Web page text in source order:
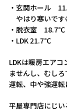
・玄関ホール
やはり寒いです
・脱衣室 18.7℃
・LDK 21.7℃
LDKは暖房エア
ませんし、むし
運転、中や強運転
平屋専門店にじ